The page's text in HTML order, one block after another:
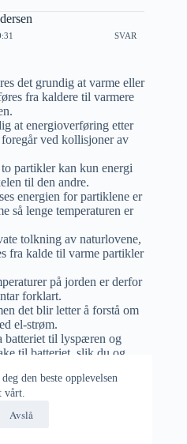
den beste opplevelsen
vårt.
Avslå
SVAR
det grundig at varme eller
fra kaldere til varmere
at energioverføring etter
ved kollisjoner av
partikler kan kun energi
til den andre.
energien for partiklene er
så lenge temperaturen er
tolkning av naturlovene,
fra kalde til varme partikler
på jorden er derfor
forklart.
det blir letter å forstå om
el-strøm.
batteriet til lyspæren og
til batteriet, slik du og
/ 11:05